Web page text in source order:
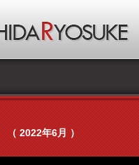
（ 2022年6月 ）